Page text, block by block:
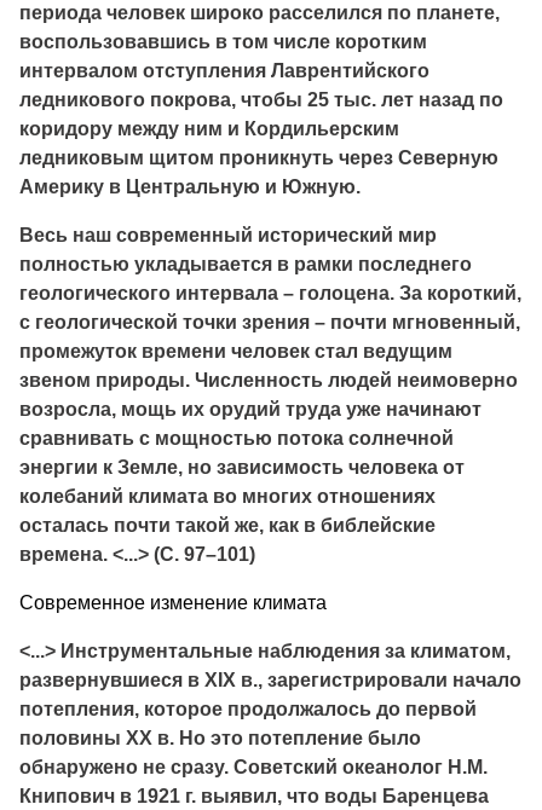
периода человек широко расселился по планете,
воспользовавшись в том числе коротким
интервалом отступления Лаврентийского
ледникового покрова, чтобы 25 тыс. лет назад по
коридору между ним и Кордильерским
ледниковым щитом проникнуть через Северную
Америку в Центральную и Южную.
Весь наш современный исторический мир
полностью укладывается в рамки последнего
геологического интервала – голоцена. За короткий,
с геологической точки зрения – почти мгновенный,
промежуток времени человек стал ведущим
звеном природы. Численность людей неимоверно
возросла, мощь их орудий труда уже начинают
сравнивать с мощностью потока солнечной
энергии к Земле, но зависимость человека от
колебаний климата во многих отношениях
осталась почти такой же, как в библейские
времена. <...> (С. 97–101)
Современное изменение климата
<...> Инструментальные наблюдения за климатом,
развернувшиеся в XIX в., зарегистрировали начало
потепления, которое продолжалось до первой
половины XX в. Но это потепление было
обнаружено не сразу. Советский океанолог Н.М.
Книпович в 1921 г. выявил, что воды Баренцева